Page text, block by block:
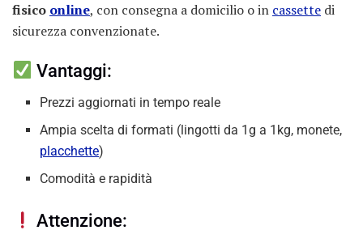
fisico online, con consegna a domicilio o in cassette di
sicurezza convenzionate.
Vantaggi:
Prezzi aggiornati in tempo reale
Ampia scelta di formati (lingotti da 1g a 1kg, monete,
placchette)
Comodità e rapidità
Attenzione: